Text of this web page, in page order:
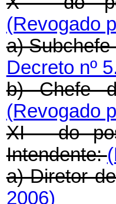
(Revogado
a)
Decreto nº
b) Chefe
(Revogado
XI - do
Intendente:
a) Diretor
2006)